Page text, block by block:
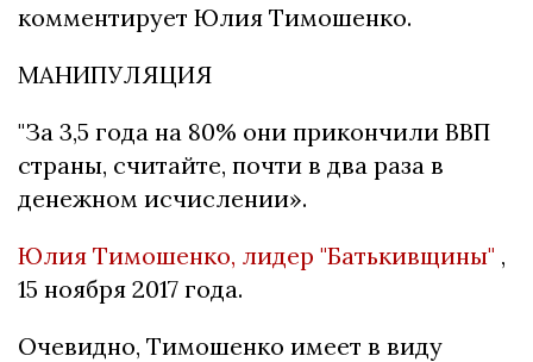
комментирует Юлия Тимошенко.
МАНИПУЛЯЦИЯ
"За 3,5 года на 80% они прикончили ВВП
страны, считайте, почти в два раза в
денежном исчислении».
Юлия Тимошенко, лидер "Батькивщины" ,
15 ноября 2017 года.
Очевидно, Тимошенко имеет в виду